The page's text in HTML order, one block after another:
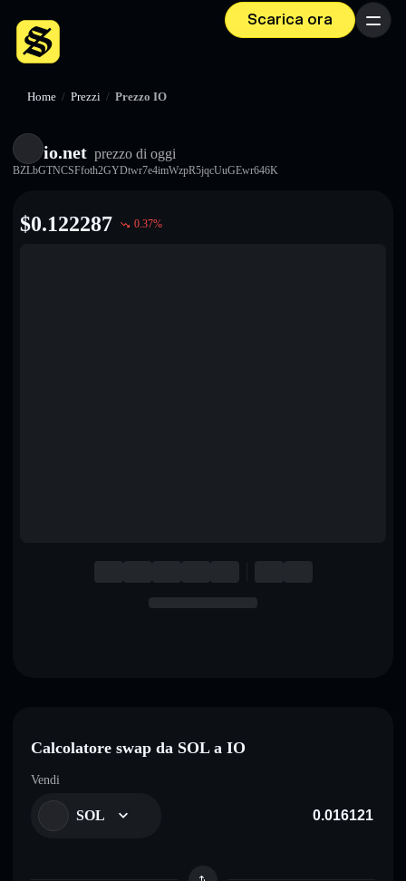
Scarica ora Menu
Home / Prezzi / Prezzo IO
io.net prezzo di oggi
BZLbGTNCSFfoth2GYDtwr7e4imWzpR5jqcUuGEwr646K
$0.122287 0.37%
Calcolatore swap da SOL a IO
Vendi
SOL